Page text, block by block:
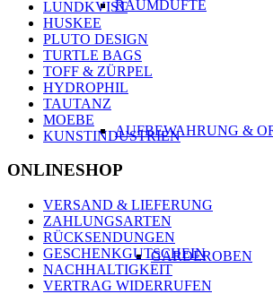
RAUMDÜFTE
AUFBEWAHRUNG &
GARDEROBEN
LUNDKVIST
HUSKEE
PLUTO DESIGN
TURTLE BAGS
TOFF & ZÜRPEL
HYDROPHIL
TAUTANZ
MOEBE
KUNSTINDUSTRIEN
ONLINESHOP
VERSAND & LIEFERUNG
ZAHLUNGSARTEN
RÜCKSENDUNGEN
GESCHENKGUTSCHEIN
NACHHALTIGKEIT
VERTRAG WIDERRUFEN